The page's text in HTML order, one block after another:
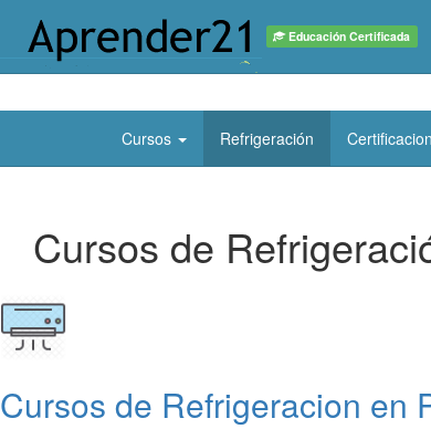
Educación Certificada
Cursos Refrigeración
Cursos de
Cursos de Refrigeracion en